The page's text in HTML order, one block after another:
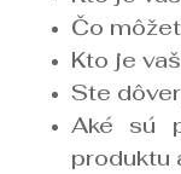
Čo
Kto je
Ste
Aké sú
produktu